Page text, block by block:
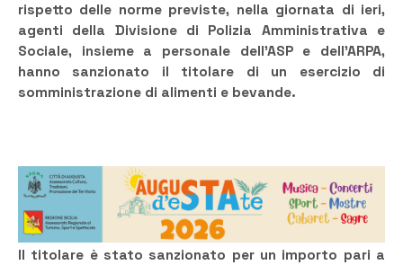
rispetto delle norme previste, nella giornata di ieri,
agenti della Divisione di Polizia Amministrativa e
Sociale, insieme a personale dell’ASP e dell’ARPA,
hanno sanzionato il titolare di un esercizio di
somministrazione di alimenti e bevande.
Il titolare è stato sanzionato per un importo pari a